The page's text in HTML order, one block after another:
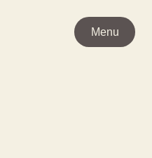
Menu
Menu
NAAR OP